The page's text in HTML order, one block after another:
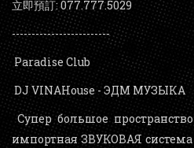
立即預訂: 077.777.5029
-------------------------
Paradise Club
DJ VINAHouse - ЭДМ МУЗЫКА
Супер большое
импортная ЗВУКОВАЯ